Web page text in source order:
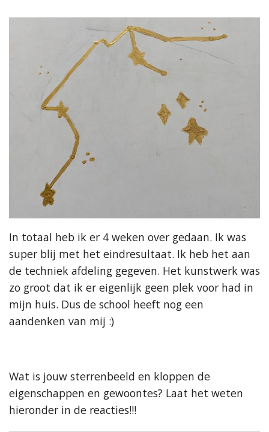
In totaal heb ik er 4 weken over gedaan. Ik was
super blij met het eindresultaat. Ik heb het aan
de techniek afdeling gegeven. Het kunstwerk was
zo groot dat ik er eigenlijk geen plek voor had in
mijn huis. Dus de school heeft nog een
aandenken van mij :)
Wat is jouw sterrenbeeld en kloppen de
eigenschappen en gewoontes? Laat het weten
hieronder in de reacties!!!